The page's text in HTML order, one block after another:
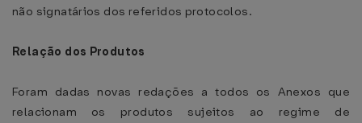
não signatários dos referidos protocolos.
Relação dos Produtos
Foram dadas novas redações a todos os Anexos que
relacionam os produtos sujeitos ao regime de